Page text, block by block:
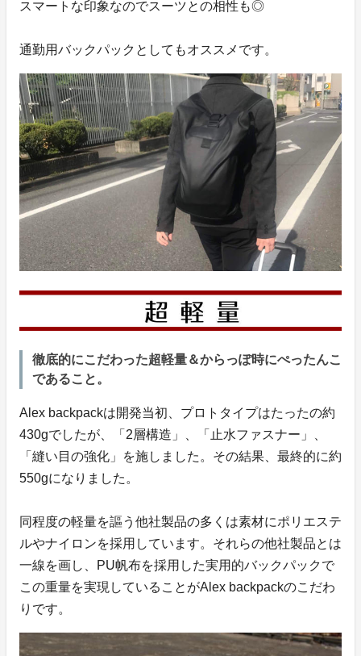
スマートな印象なのでスーツとの相性も◎
通勤用バックパックとしてもオススメです。
徹底的にこだわった超軽量＆からっぽ時にぺったんこ
であること。
Alex backpackは開発当初、プロトタイプはたったの約
430gでしたが、「2層構造」、「止水ファスナー」、
「縫い目の強化」を施しました。その結果、最終的に約
550gになりました。
同程度の軽量を謳う他社製品の多くは素材にポリエステ
ルやナイロンを採用しています。それらの他社製品とは
一線を画し、PU帆布を採用した実用的バックパックで
この重量を実現していることがAlex backpackのこだわ
りです。